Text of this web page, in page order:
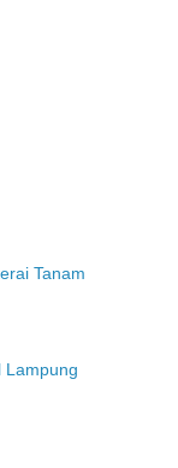
Tanam
Lampung